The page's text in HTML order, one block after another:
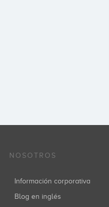
NOSOTROS
Información corporativa
Blog en inglés